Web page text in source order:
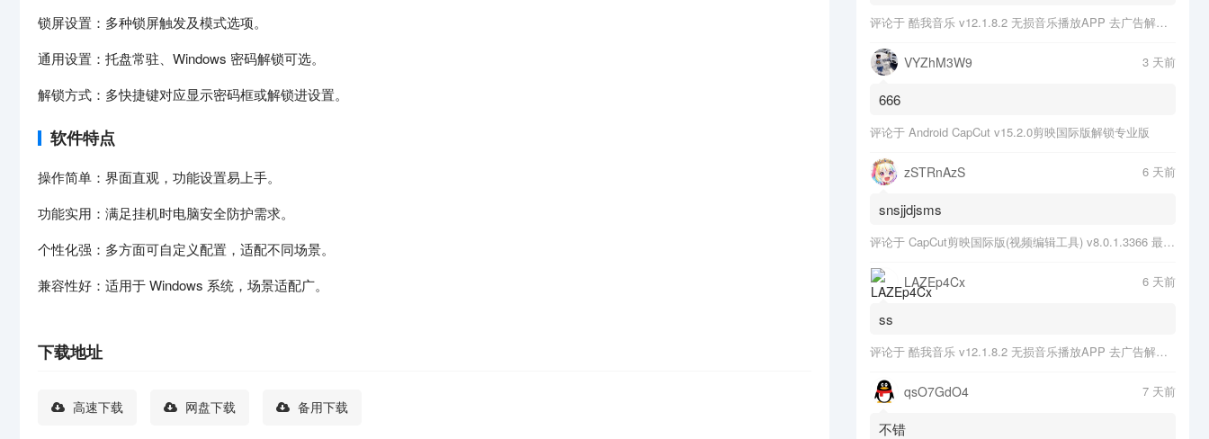
锁屏设置：多种锁屏触发及模式选项。
通用设置：托盘常驻、Windows 密码解锁可选。
解锁方式：多快捷键对应显示密码框或解锁进设置。
软件特点
操作简单：界面直观，功能设置易上手。
功能实用：满足挂机时电脑安全防护需求。
个性化强：多方面可自定义配置，适配不同场景。
兼容性好：适用于 Windows 系统，场景适配广。
下载地址
高速下载 网盘下载 备用下载
评论于 酷我音乐 v12.1.8.2 无损音乐播放APP 去广告解锁会员版
VYZhM3W9 3 天前
666
评论于 Android CapCut v15.2.0剪映国际版解锁专业版
zSTRnAzS 6 天前
snsjjdjsms
评论于 CapCut剪映国际版(视频编辑工具) v8.0.1.3366 最新版
LAZEp4Cx 6 天前
ss
评论于 酷我音乐 v12.1.8.2 无损音乐播放APP 去广告解锁会员版
qsO7GdO4 7 天前
不错